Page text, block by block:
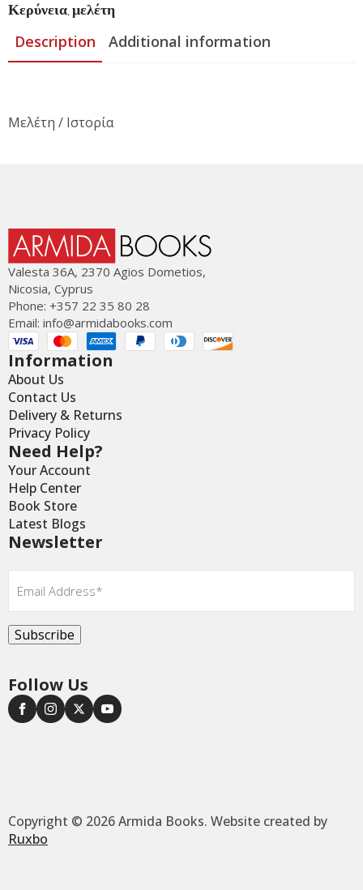
Κερύνεια μελέτη
Description Additional information
Μελέτη / Ιστορία
Valesta 36Α, 2370 Agios Dometios,
Nicosia, Cyprus
Phone: +357 22 35 80 28
Email: info@armidabooks.com
Information
About Us
Contact Us
Delivery & Returns
Privacy Policy
Need Help?
Your Account
Help Center
Book Store
Latest Blogs
Newsletter
Email*
Subscribe
Follow Us
Copyright © 2026 Armida Books. Website created by
Ruxbo